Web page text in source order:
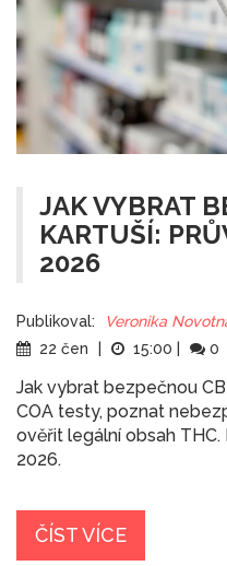
JAK VYBRAT
KARTUŠÍ:
2026
Publikoval: Veronika
22 čen
15:00 0
Jak vybrat bezpečnou
COA testy, poznat
ověřit legální obsah
2026.
ČÍST VÍCE